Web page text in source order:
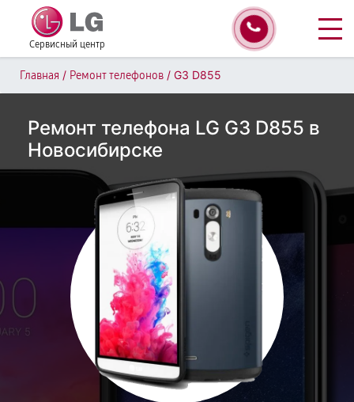
Сервисный центр
Главная / Ремонт телефонов / G3 D855
Ремонт телефона LG G3 D855 в
Новосибирске